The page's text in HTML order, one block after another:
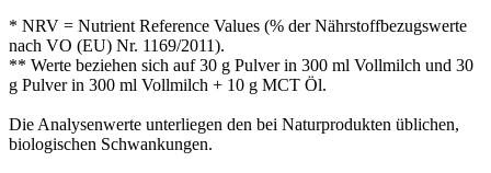
* NRV = Nutrient Reference Values (% der Nährstoffbezugswerte
nach VO (EU) Nr. 1169/2011).
** Werte beziehen sich auf 30 g Pulver in 300 ml Vollmilch und 30
g Pulver in 300 ml Vollmilch + 10 g MCT Öl.
Die Analysenwerte unterliegen den bei Naturprodukten üblichen,
biologischen Schwankungen.